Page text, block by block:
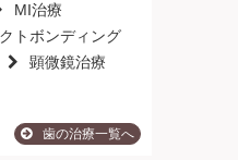
MI治療
トボンディング
顕微鏡治療
歯の治療一覧へ